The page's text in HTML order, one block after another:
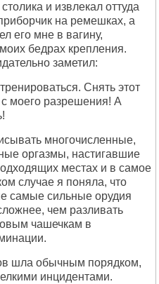
и извлекал оттуда
на ремешках, а
его мне в вагину,
бедрах крепления.
заметил:
Снять этот
моего разрешения! А
многочисленные,
оргазмы, настигавшие
местах и в самое
случае я поняла, что
самые сильные орудия
чем разливать
чашечкам в
шла обычным порядком,
инцидентами.